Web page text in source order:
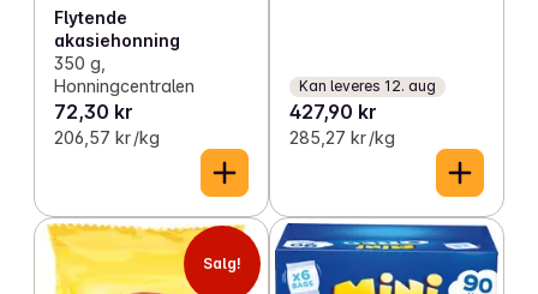
Flytende
akasiehonning
350 g,
Honningcentralen
72,30 kr
206,57 kr /kg
Kan leveres 12. aug
427,90 kr
285,27 kr /kg
Salg!